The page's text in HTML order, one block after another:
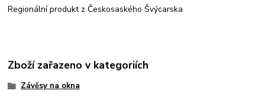
Regionální produkt z Českosaského Švýcarska
Zboží zařazeno v kategoriích
Závěsy na okna